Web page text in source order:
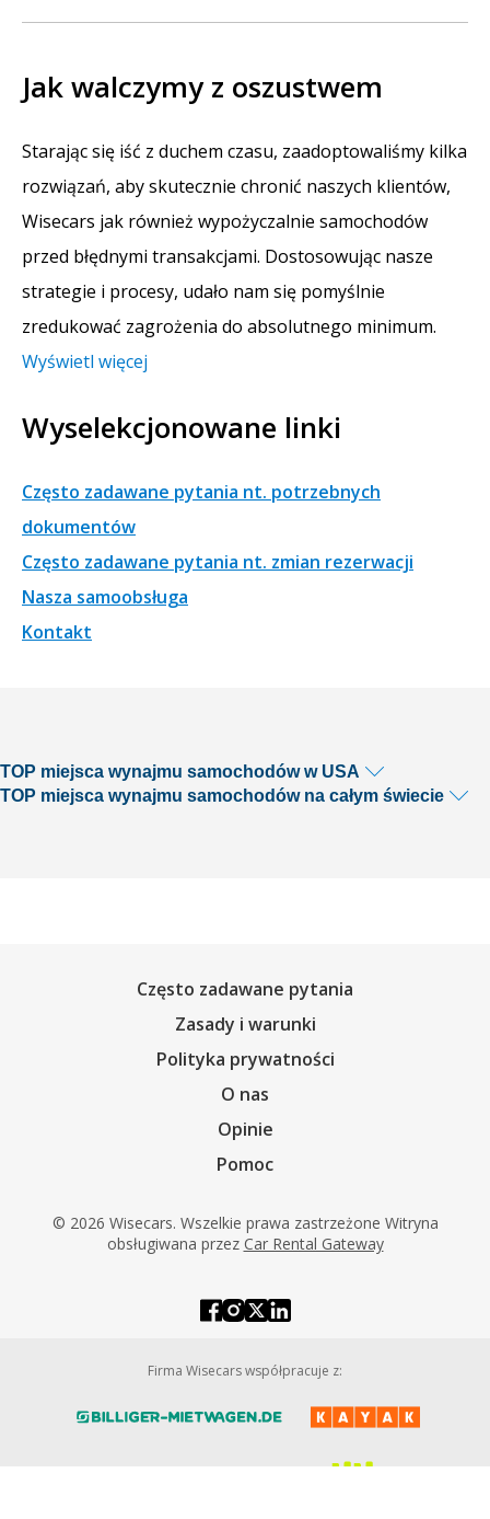
Jak walczymy z oszustwem
Starając się iść z duchem czasu, zaadoptowaliśmy kilka
rozwiązań, aby skutecznie chronić naszych klientów,
Wisecars jak również wypożyczalnie samochodów
przed błędnymi transakcjami. Dostosowując nasze
strategie i procesy, udało nam się pomyślnie
zredukować zagrożenia do absolutnego minimum.
Wyświetl więcej
Wyselekcjonowane linki
Często zadawane pytania nt. potrzebnych
dokumentów
Często zadawane pytania nt. zmian rezerwacji
Nasza samoobsługa
Kontakt
TOP miejsca wynajmu samochodów w USA
TOP miejsca wynajmu samochodów na całym świecie
Często zadawane pytania
Zasady i warunki
Polityka prywatności
O nas
Opinie
Pomoc
© 2026 Wisecars. Wszelkie prawa zastrzeżone Witryna
obsługiwana przez Car Rental Gateway
Firma Wisecars współpracuje z: